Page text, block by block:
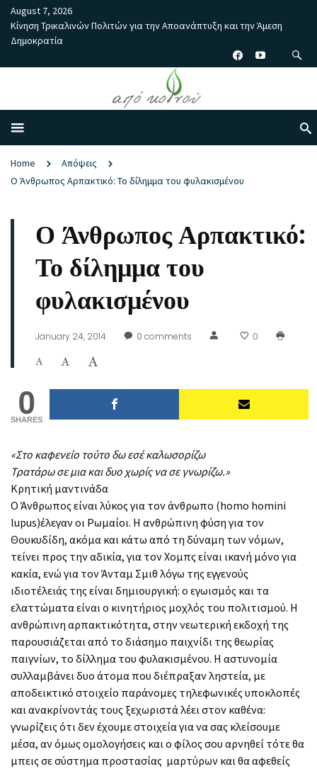
August 7, 2026
Κίνηση Τρικαλινών Πολιτών για την Αποανάπτυξη και την Άμεση
Δημοκρατία
Home
Απόψεις
Ο Άνθρωπος Αρπακτικό: Το δίλημμα του φυλακισμένου
Ο Άνθρωπος Αρπακτικό:
Το δίλημμα του
φυλακισμένου
January 24, 2014 0 comments 0
0
SHARES
«Στο καφενείο τούτο δω εσέ καλωσορίζω
Τρατάρω σε μια και δυο χωρίς να σε γνωρίζω.»
Κρητική μαντινάδα
Ο Άνθρωπος είναι λύκος για τον άνθρωπο (homo homini
lupus)έλεγαν οι Ρωμαίοι. Η ανθρώπινη φύση για τον
Θουκυδίδη, ακόμα και κάτω από τη δύναμη των νόμων,
τείνει προς την αδικία, για τον Χομπς είναι ικανή μόνο για
κακία, ενώ για τον Άνταμ Σμιθ λόγω της εγγενούς
ιδιοτέλειάς της είναι δημιουργική: ο εγωισμός και τα
ελαττώματα είναι ο κινητήριος μοχλός του πολιτισμού. Η
ανθρώπινη αρπακτικότητα, στην νεωτερική εκδοχή της
παρουσιάζεται από το διάσημο παιχνίδι της θεωρίας
παιγνίων, το δίλλημα του φυλακισμένου. Η αστυνομία
συλλαμβάνει δυο άτομα που διέπραξαν ληστεία, με
αποδεικτικό στοιχείο παράνομες τηλεφωνικές υποκλοπές
και ανακρίνοντάς τους ξεχωριστά λέει στον καθένα:
γνωρίζεις ότι δεν έχουμε στοιχεία για να σας κλείσουμε
μέσα, αν όμως ομολογήσεις και ο φίλος σου αρνηθεί τότε θα
μπεις σε σύστημα προστασίας μαρτύρων και θα αφεθείς